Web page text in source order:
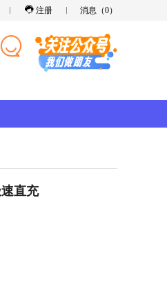
注册 消息（0）
直充